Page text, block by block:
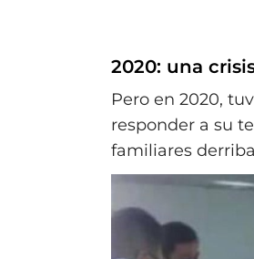
2020: una
Pero en 2020,
responder a su
familiares